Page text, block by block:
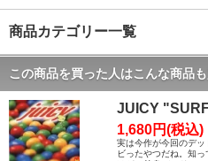
商品カテゴリー一覧
この商品を買った人はこんな商品
JUICY
1,680円(税込)
実は今作が今回のデ
ビったやつだね。知